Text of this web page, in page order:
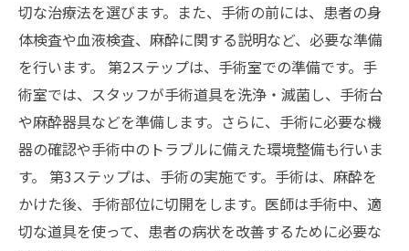
切な治療法を選びます。また、手術の前には、患者の身
体検査や血液検査、麻酔に関する説明など、必要な準備
を行います。 第2ステップは、手術室での準備です。手
術室では、スタッフが手術道具を洗浄・滅菌し、手術台
や麻酔器具などを準備します。さらに、手術に必要な機
器の確認や手術中のトラブルに備えた環境整備も行いま
す。 第3ステップは、手術の実施です。手術は、麻酔を
かけた後、手術部位に切開をします。医師は手術中、適
切な道具を使って、患者の病状を改善するために必要な